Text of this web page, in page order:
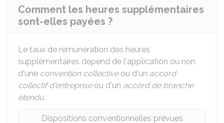
Comment les heures supplémentaires
sont-elles payées ?
Le taux de rémunération des heures
supplémentaires dépend de l'application ou non
d'une convention collectiveou d'un accord
collectif d'entrepriseou d'un accord de branche
étendu.
Dispositions conventionnelles prévues